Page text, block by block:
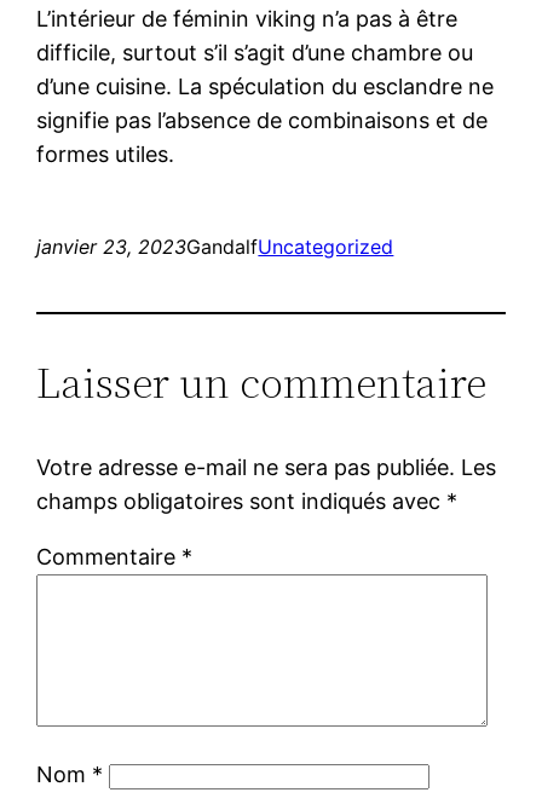
L’intérieur de féminin viking n’a pas à être
difficile, surtout s’il s’agit d’une chambre ou
d’une cuisine. La spéculation du esclandre ne
signifie pas l’absence de combinaisons et de
formes utiles.
janvier 23, 2023GandalfUncategorized
Laisser un commentaire
Votre adresse e-mail ne sera pas publiée. Les
champs obligatoires sont indiqués avec *
Commentaire *
Nom *